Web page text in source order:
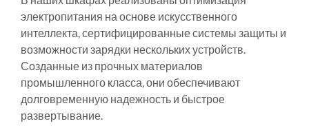
электропитания на основе искусственного
интеллекта, сертифицированные системы защиты и
возможности зарядки нескольких устройств.
Созданные из прочных материалов
промышленного класса, они обеспечивают
долговременную надежность и быстрое
развертывание.